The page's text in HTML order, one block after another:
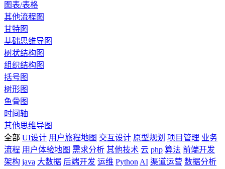
图表/表格
其他流程图
甘特图
基础思维导图
树状结构图
组织结构图
括号图
树形图
鱼骨图
时间轴
其他思维导图
全部 UI设计 用户旅程地图 交互设计 原型规划 项目管理 业务
流程 用户体验地图 需求分析 其他技术 云 php 算法 前端开发
架构 java 大数据 后端开发 运维 Python AI 渠道运营 数据分析